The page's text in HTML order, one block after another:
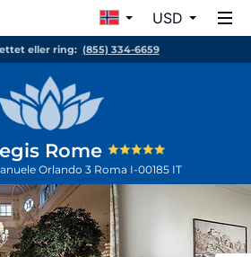
USD
eller ring: (855) 334-6659
Rome
Orlando 3 Roma I-00185 IT